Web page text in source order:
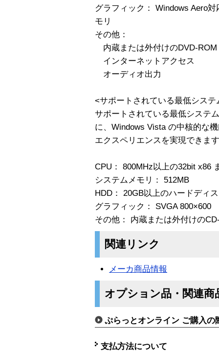
グラフィック： Windows Aero
モリ
その他：
内蔵または外付けのDVD-ROM
インターネットアクセス
オーディオ出力
<サポートされている最低システ
サポートされている最低システ
に、Windows Vista の中核的な
エクスペリエンスを実現できま
CPU： 800MHz以上の32bit x86
システムメモリ： 512MB
HDD： 20GB以上のハードディ
グラフィック： SVGA 800×600
その他： 内蔵または外付けの
関連リンク
メーカ商品情報
オプション品・関連商
ぷらっとオンライン ご購入の
支払方法について